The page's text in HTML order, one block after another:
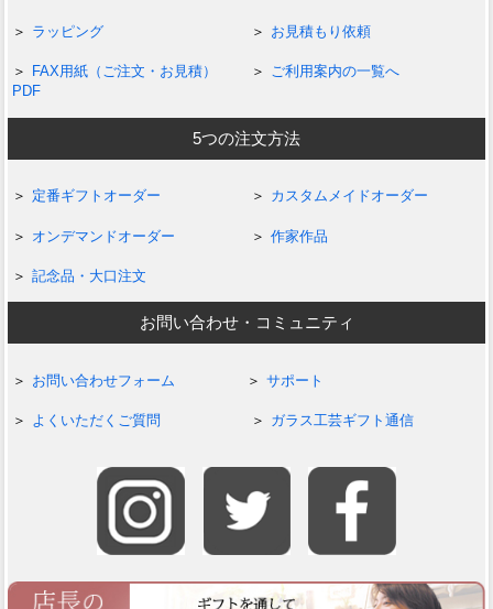
ラッピング お見積もり依頼
FAX用紙（ご注文・お見積）
PDF
ご利用案内の一覧へ
5つの注文方法
定番ギフトオーダー カスタムメイドオーダー
オンデマンドオーダー 作家作品
記念品・大口注文
お問い合わせ・コミュニティ
お問い合わせフォーム サポート
よくいただくご質問 ガラス工芸ギフト通信